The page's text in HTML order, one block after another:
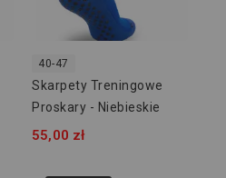
40-47
Skarpety Treningowe
Proskary - Niebieskie
55,00 zł